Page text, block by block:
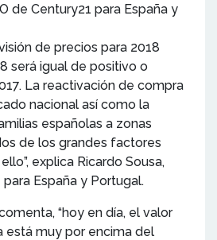
de Century21 para España y
de precios para 2018
será igual de positivo o
La reactivación de compra
nacional así como la
españolas a zonas
de los grandes factores
explica Ricardo Sousa,
España y Portugal.
“hoy en día, el valor
está muy por encima del